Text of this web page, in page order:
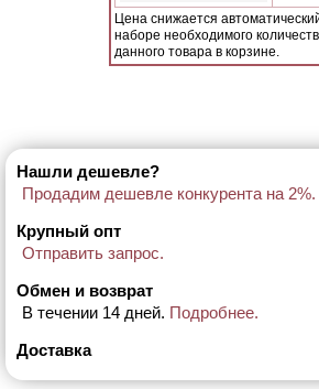
Цена снижается
наборе необходимого
данного товара в корзине.
Нашли дешевле?
Продадим дешевле конкурента на 2%.
Крупный опт
Отправить запрос.
Обмен и возврат
В течении 14 дней. Подробнее.
Доставка